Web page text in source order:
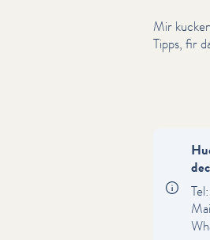
Mir
Tipps, fir